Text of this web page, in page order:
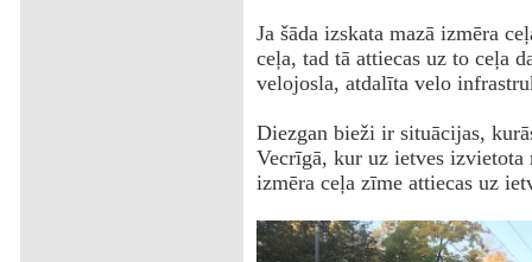
Ja šāda izskata mazā izmēra
ceļa, tad tā attiecas uz to ceļa
velojosla, atdalīta velo
Diezgan bieži ir situācijas,
Vecrīgā, kur uz ietves izvietota
izmēra ceļa zīme attiecas uz